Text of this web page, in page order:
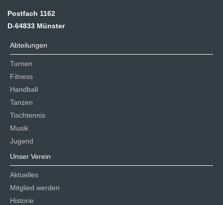
Postfach 1162
D-64833 Münster
Abteilungen
Turnen
Fitness
Handball
Tanzen
Tischtennis
Musik
Jugend
Unser Verein
Aktuelles
Mitglied werden
Historie